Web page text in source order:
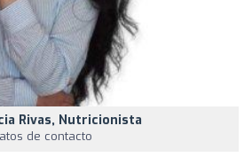
Rivas, Nutricionista
de contacto